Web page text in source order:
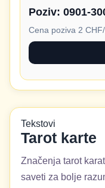
Poziv: 0901-
Cena poziva 2 CHF/
Tekstovi
Tarot karte
Značenja tarot
saveti za bolje